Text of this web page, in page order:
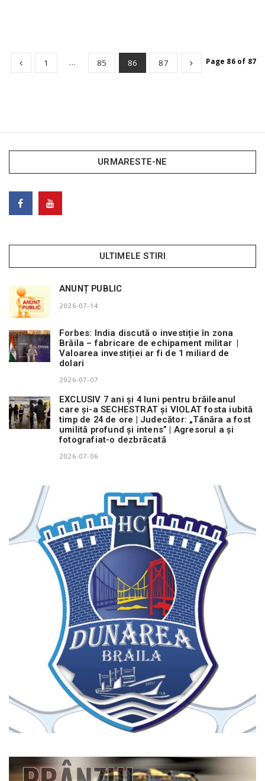
1 … 85 86 87 Page 86 of 87
URMARESTE-NE
ULTIMELE STIRI
ANUNȚ PUBLIC
2026-07-14
Forbes: India discută o investiție în zona
Brăila – fabricare de echipament militar |
Valoarea investiției ar fi de 1 miliard de
dolari
2026-07-07
EXCLUSIV 7 ani și 4 luni pentru brăileanul
care și-a SECHESTRAT și VIOLAT fosta iubită
timp de 24 de ore | Judecător: „Tânăra a fost
umilită profund și intens” | Agresorul a și
fotografiat-o dezbrăcată
2026-07-06